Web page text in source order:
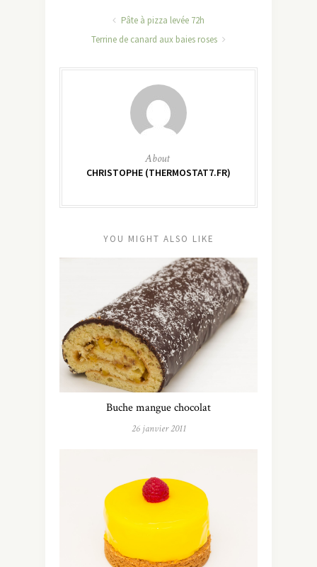
Pâte à pizza levée 72h
Terrine de canard aux baies roses
About
CHRISTOPHE (THERMOSTAT7.FR)
YOU MIGHT ALSO LIKE
Buche mangue chocolat
26 janvier 2011